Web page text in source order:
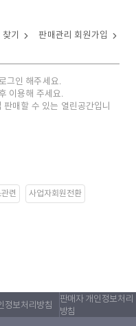
기 판매관리 회원가입
그인 해주세요.
이용해 주세요.
매할 수 있는 열린공간입니
련 사업자회원전환
정보처리방침
판매자 개인정보처리
방침